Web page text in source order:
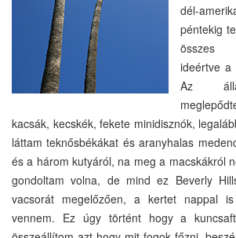
dél-
péntekig
összes
ideértve a
Az
kacsák, kecskék, fekete minidisznók,
láttam teknősbékákat és aranyhalas
és a három kutyáról, na meg a macskákról
gondoltam volna, de mind ez Beverly
vacsorát megelőzően, a kertet nappal
vennem. Ez úgy történt hogy a